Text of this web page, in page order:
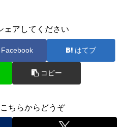
ェアしてください
Facebook はてブ
コピー
ちらからどうぞ